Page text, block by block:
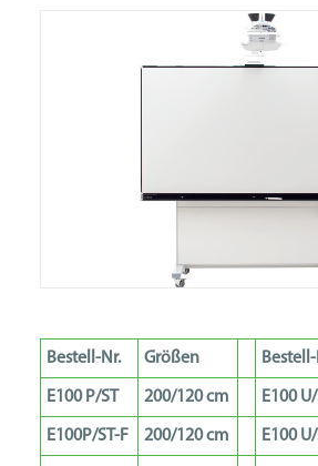
Bestell-Nr. Größen
E100 P/ST 200/120 cm E100
E100P/ST-F 200/120 cm E100